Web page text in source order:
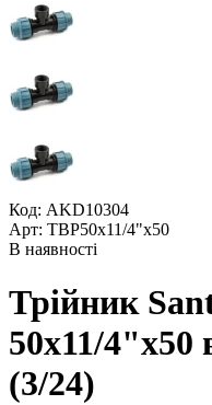
Код: AKD10304
Арт: ТВР50x11/4"x50
В наявності
Трійник
50x11/4"x50
(3/24)